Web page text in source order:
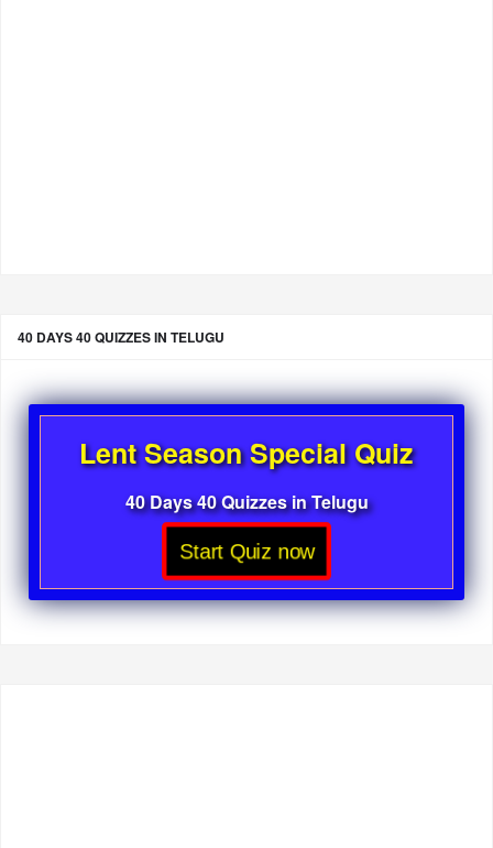
40 DAYS 40 QUIZZES IN TELUGU
Lent Season Special Quiz
40 Days 40 Quizzes in Telugu
Start Quiz now